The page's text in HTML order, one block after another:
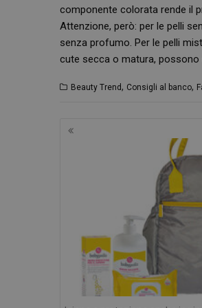
componente colorata rende il
Attenzione, però: per le pelli
senza profumo. Per le pelli
cute secca o matura,
Beauty Trend, Consigli al banco,
Navigazione